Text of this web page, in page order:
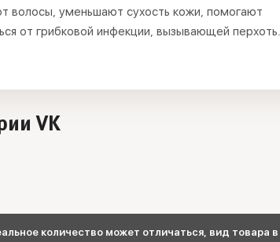
волосы, уменьшают сухость кожи, помогают
от грибковой инфекции, вызывающей перхоть.
VK
количество может отличаться, вид товара